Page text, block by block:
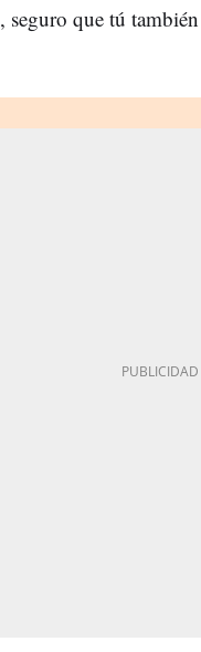
seguro que tú